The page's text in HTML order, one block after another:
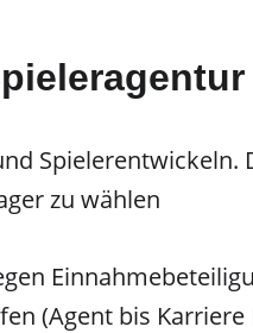
Spielerentwickeln.
zu wählen
(Agent bis Karriere